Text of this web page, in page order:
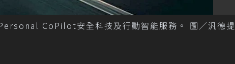
CoPilot安全科技及行動智能服務。 圖／汎德提